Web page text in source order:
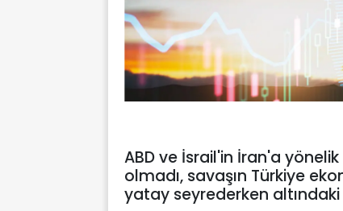
ABD ve İsrail'in İran'a
olmadı, savaşın Türkiye
yatay seyrederken altındaki